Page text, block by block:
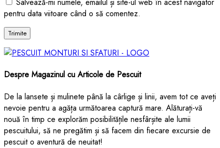
Salvează-mi numele, emailul și site-ul web în acest navigator
pentru data viitoare când o să comentez.
Despre Magazinul cu Articole de Pescuit
De la lansete și mulinete până la cârlige și linii, avem tot ce aveți
nevoie pentru a agăța următoarea captură mare. Alăturați-vă
nouă în timp ce explorăm posibilitățile nesfârșite ale lumii
pescuitului, să ne pregătim și să facem din fiecare excursie de
pescuit o aventură de neuitat!